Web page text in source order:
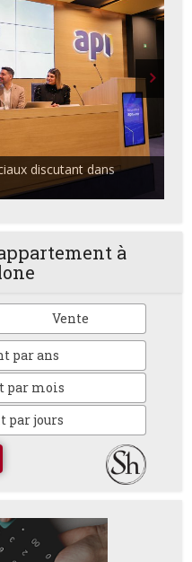
discutant dans
à
Vente
par ans
par mois
par jours